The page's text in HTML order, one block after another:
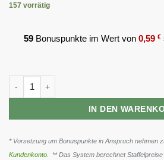
157 vorrätig
59 Bonuspunkte im Wert von 0,59 €
EFX Kre-Alkalyn - 120 Caps Menge
IN DEN
* Vorsetzung um Bonuspunkte in Anspruch nehmen
Kundenkonto . ** Das System berechnet